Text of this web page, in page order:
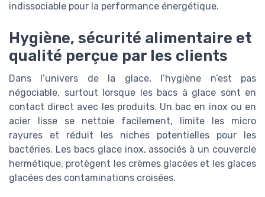
indissociable pour la performance énergétique.
Hygiène, sécurité alimentaire et
qualité perçue par les clients
Dans l’univers de la glace, l’hygiène n’est pas
négociable, surtout lorsque les bacs à glace sont en
contact direct avec les produits. Un bac en inox ou en
acier lisse se nettoie facilement, limite les micro
rayures et réduit les niches potentielles pour les
bactéries. Les bacs glace inox, associés à un couvercle
hermétique, protègent les crèmes glacées et les glaces
glacées des contaminations croisées.